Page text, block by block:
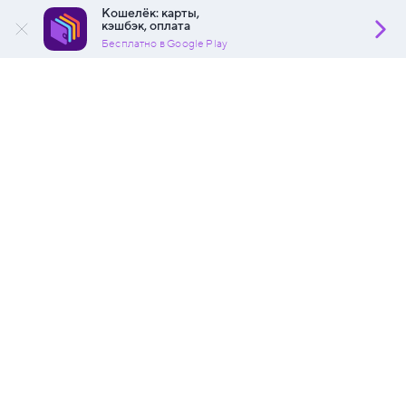
Кошелёк: карты,
кэшбэк, оплата
Бесплатно в Google Play